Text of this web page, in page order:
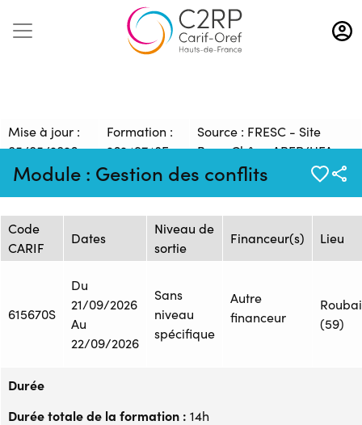
Aller
au
contenu
Module : Gestion des conflits
Mise à jour :
05/05/2026
Formation :
26249748F
Source : FRESC - Site
Beau Chêne AREP/UFA
Session de formation
Code
CARIF
Dates
Niveau de
sortie
Financeur(s) Lieu
615670S
Du
21/09/2026
Au
22/09/2026
Sans
niveau
spécifique
Autre
financeur
(59)
Durée
Durée totale de la formation : 14h